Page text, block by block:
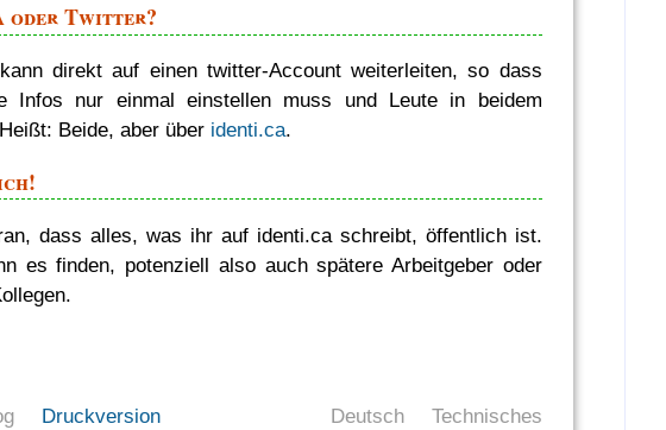
oder Twitter?
direkt auf einen twitter-Account weiterleiten, so dass
Infos nur einmal einstellen muss und Leute in beidem
Beide, aber über identi.ca.
dass alles, was ihr auf identi.ca schreibt, öffentlich ist.
es finden, potenziell also auch spätere Arbeitgeber oder
Deutsch Technisches
Druckversion